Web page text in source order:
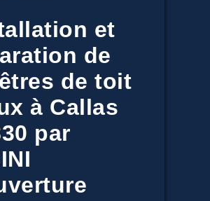
et
de
de toit
à Callas
par